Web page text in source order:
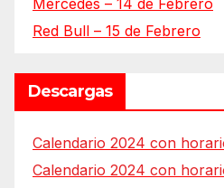
Mercedes – 14 de Febrero
Red Bull – 15 de Febrero
Descargas
Calendario 2024 con
Calendario 2024 con